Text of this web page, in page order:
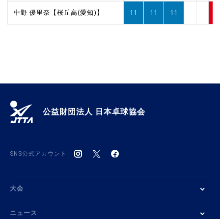
中野 優里奈【桜丘高(愛知)】 11 11 11
公益財団法人 日本卓球協会
SNS公式アカウント
大会
ニュース